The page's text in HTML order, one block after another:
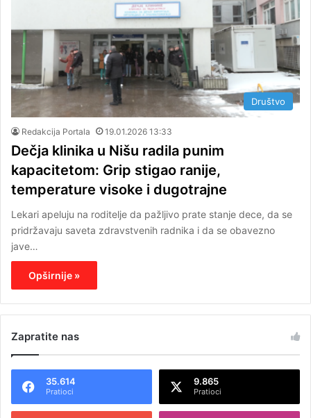
Društvo
Redakcija Portala 19.01.2026 13:33
Dečja klinika u Nišu radila punim
kapacitetom: Grip stigao ranije,
temperature visoke i dugotrajne
Lekari apeluju na roditelje da pažljivo prate stanje dece, da se
pridržavaju saveta zdravstvenih radnika i da se obavezno
jave…
Opširnije »
Zapratite nas
35.614
Pratioci
9.865
Pratioci